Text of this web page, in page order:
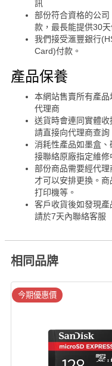
訊
部份符合資格的公
款，最長能提供30
我們接受滙豐銀行
Card)付款。
產品保養
本網站售賣所有產
代理商
送貨時會連同實體收
請直接向代理商查詢
消耗性產品如墨盒
接聯絡原廠指定維修
部份商品需要經代理
才可以安排更換。
打印機等。
客戶收貨後如發現產
請於7天內聯絡客服
相同品牌
今期優惠價